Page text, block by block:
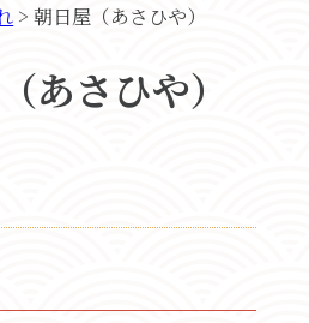
>朝日屋（あさひや）
あさひや）